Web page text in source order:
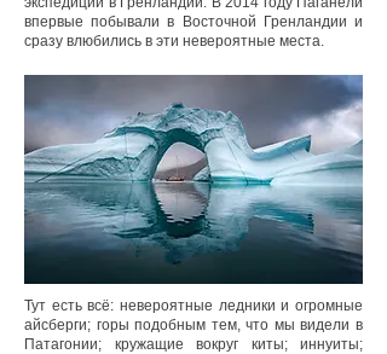
впервые побывали в Восточной Гренландии и
сразу влюбились в эти невероятные места.
Тут есть всё: невероятные ледники и огромные
айсберги; горы подобным тем, что мы видели в
Патагонии; кружащие вокруг киты; иннуиты;